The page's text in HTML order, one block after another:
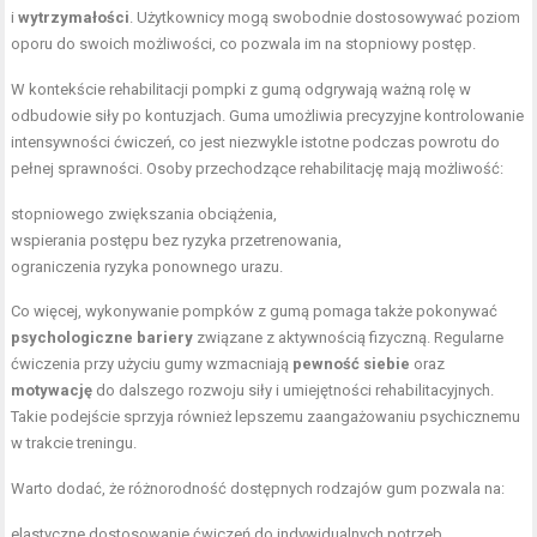
iwytrzymałości. Użytkownicy mogą swobodnie dostosowywać poziom
oporu do swoich możliwości, co pozwala im na stopniowy postęp.
W kontekście rehabilitacji pompki z gumą odgrywają ważną rolę w
odbudowie siły po kontuzjach. Guma umożliwia precyzyjne kontrolowanie
intensywności ćwiczeń, co jest niezwykle istotne podczas powrotu do
pełnej sprawności. Osoby przechodzące rehabilitację mają możliwość:
stopniowego zwiększania obciążenia,
wspierania postępu bez ryzyka przetrenowania,
ograniczenia ryzyka ponownego urazu.
Co więcej, wykonywanie pompków z gumą pomaga także pokonywać
psychologiczne bariery związane z aktywnością fizyczną. Regularne
ćwiczenia przy użyciu gumy wzmacniają pewność siebie oraz
motywację do dalszego rozwoju siły i umiejętności rehabilitacyjnych.
Takie podejście sprzyja również lepszemu zaangażowaniu psychicznemu
w trakcie treningu.
Warto dodać, że różnorodność dostępnych rodzajów gum pozwala na: